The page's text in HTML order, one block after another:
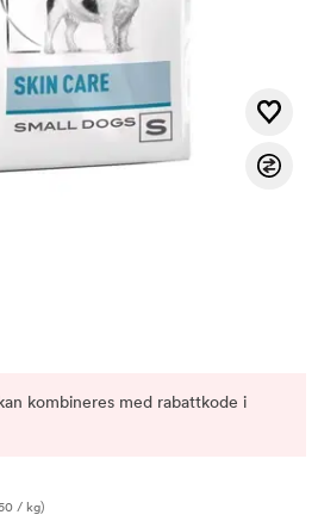
kombineres med rabattkode i
/ kg)